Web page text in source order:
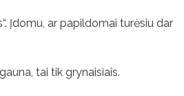
Įdomu, ar papildomai turėsiu dar
tai tik grynaisiais.